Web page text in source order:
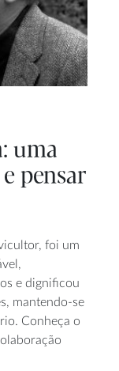
uma
pensar
foi um
e dignificou
mantendo-se
Conheça o